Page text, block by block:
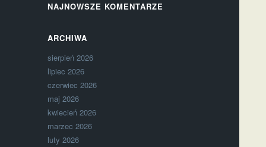
NAJNOWSZE KOMENTARZE
ARCHIWA
sierpień 2026
lipiec 2026
czerwiec 2026
maj 2026
kwiecień 2026
marzec 2026
luty 2026